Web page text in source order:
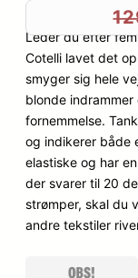
som
af 5
baseret
på
kundebe
dømmel
ser
Leder du efter
Cotelli lavet det
smyger sig hele
blonde
fornemmelse.
og indikerer både
elastiske og har
der svarer til 20
strømper, skal du
andre tekstiler